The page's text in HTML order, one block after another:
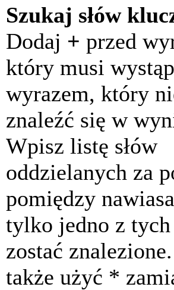
Szukaj słów
Dodaj + przed
który musi
wyrazem, który
znaleźć się w
Wpisz listę słów
oddzielanych za
pomiędzy
tylko jedno z tych
zostać
także użyć *